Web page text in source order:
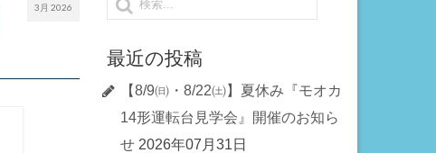
3月 2026
最近の投稿
【8/9㈰・8/22㈯】夏休み『モオカ
14形運転台見学会』開催のお知ら
せ 2026年07月31日